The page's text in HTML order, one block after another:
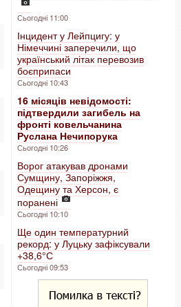
Сьогодні 11:00
Інцидент у Лейпцигу: у
Німеччині заперечили, що
український літак перевозив
боєприпаси
Сьогодні 10:43
16 місяців невідомості:
підтвердили загибель на
фронті ковельчанина
Руслана Нечипорука
Сьогодні 10:26
Ворог атакував дронами
Сумщину, Запоріжжя,
Одещину та Херсон, є
поранені
Сьогодні 10:10
Ще один температурний
рекорд: у Луцьку зафіксували
+38,6° С
Сьогодні 09:53